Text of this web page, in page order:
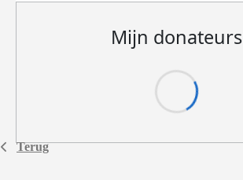
Terug
Mijn donateurs